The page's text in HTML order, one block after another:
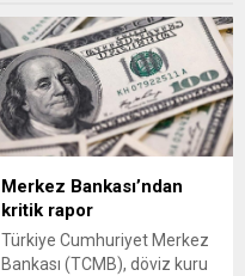
Merkez Bankası’ndan
kritik rapor
Türkiye Cumhuriyet Merkez
Bankası (TCMB), döviz kuru